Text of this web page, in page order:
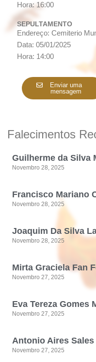
Hora: 16:00
SEPULTAMENTO
Endereço: Cemiterio
Data: 05/01/2025
Hora: 14:00
Enviar uma
mensagem
Falecimentos
Guilherme da Silva
Novembro 28, 2025
Francisco Mariano
Novembro 28, 2025
Joaquim Da Silva
Novembro 28, 2025
Mirta Graciela Fan
Novembro 27, 2025
Eva Tereza Gomes
Novembro 27, 2025
Antonio Aires Sales
Novembro 27, 2025